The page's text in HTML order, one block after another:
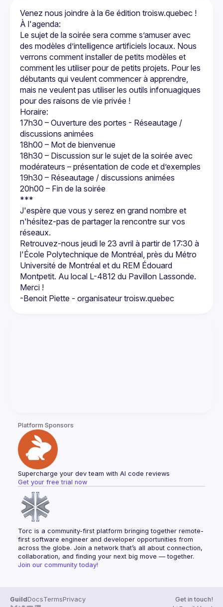
Le sujet de la soirée sera comme s’amuser avec
des modèles d’intelligence artificiels locaux. Nous
verrons comment installer de petits modèles et
comment les utiliser pour de petits projets. Pour les
débutants qui veulent commencer à apprendre,
mais ne veulent pas utiliser les outils infonuagiques
17h30 – Ouverture des portes - Réseautage /
discussions animées
18h00 – Mot de bienvenue
18h30 – Discussion sur le sujet de la soirée avec
modérateurs – présentation de code et d’exemples
19h30 – Réseautage / discussions animées
20h00 – Fin de la soirée
***
J'espère que vous y serez en grand nombre et
n'hésitez-pas de partager la rencontre sur vos
réseaux.
Retrouvez-nous jeudi le 23 avril à partir de 17:30 à
l'École Polytechnique de Montréal, près du Métro
Université de Montréal et du REM Édouard
Montpetit. Au local L-4812 du Pavillon Lassonde.
Platform Sponsors
Supercharge your dev team with AI code reviews
Get your free trial now
Torc is a community-first platform bringing together remote-
first software engineer and developer opportunities from
across the globe. Join a network that’s all about connection,
collaboration, and finding your next big move — together.
Join our community today!
GuildDocsTermsPrivacy
Get in touch!